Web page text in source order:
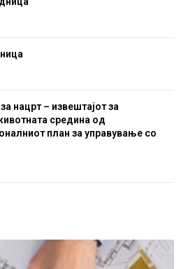
нацрт – извештајот за
средина од
план за управување со